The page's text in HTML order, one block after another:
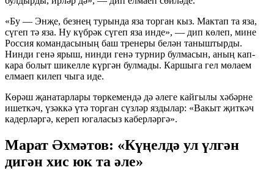
«Бу — Энҗе, безнең турында яза торган кыз. Мактап та яза,
сүгеп тә яза. Ну күбрәк сүгеп яза инде», — дип көлеп, мине
Россия командасының баш тренеры белән таныштырды.
Нинди генә ярыш, нинди генә турнир булмасын, аның кап-
кара болыт шикелле күргән булмады. Каршыга гел мөлаем
елмаеп килеп чыга иде.
Көрәш җанатарлары төркемендә дә әлеге кайгылы хәбәрне
ишеткәч, үзәккә үтә торган сүзләр яздылар: «Вакыт җиткәч
кадерләргә, кереп югаласыз каберләргә».
Марат Әхмәтов: «Күңелдә ул үлгән
дигән хис юк та әле»